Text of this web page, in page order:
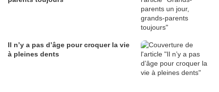
Il n’y a pas d’âge pour croquer la vie
à pleines dents